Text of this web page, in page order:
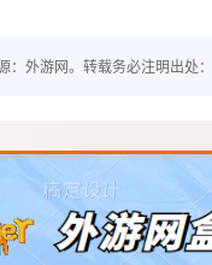
外游网。转载务必注明出处：